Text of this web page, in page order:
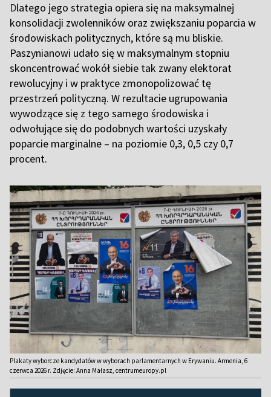
Dlatego jego strategia opiera się na maksymalnej
konsolidacji zwolenników oraz zwiększaniu poparcia w
środowiskach politycznych, które są mu bliskie.
Paszynianowi udało się w maksymalnym stopniu
skoncentrować wokół siebie tak zwany elektorat
rewolucyjny i w praktyce zmonopolizować tę
przestrzeń polityczną. W rezultacie ugrupowania
wywodzące się z tego samego środowiska i
odwołujące się do podobnych wartości uzyskały
poparcie marginalne – na poziomie 0,3, 0,5 czy 0,7
procent.
Plakaty wyborcze kandydatów w wyborach parlamentarnych w Erywaniu. Armenia, 6
czerwca 2026 r. Zdjęcie: Anna Małasz, centrumeuropy.pl